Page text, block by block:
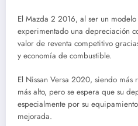
El Mazda 2 2016, al ser un
experimentado una depreciación
valor de reventa competitivo
y economía de combustible.
El Nissan Versa 2020, siendo más
más alto, pero se espera que su
especialmente por su
mejorada.